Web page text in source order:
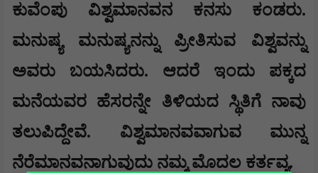
ಕುವೆಂಪು ವಿಶ್ವಮಾನವನ ಕನಸು ಕಂಡರು.
ಮನುಷ್ಯ ಮನುಷ್ಯನನ್ನು ಪ್ರೀತಿಸುವ ವಿಶ್ವವನ್ನು
ಅವರು ಬಯಸಿದರು. ಆದರೆ ಇಂದು ಪಕ್ಕದ
ಮನೆಯವರ ಹೆಸರನ್ನೇ ತಿಳಿಯದ ಸ್ಥಿತಿಗೆ ನಾವು
ತಲುಪಿದ್ದೇವೆ. ವಿಶ್ವಮಾನವವಾಗುವ ಮುನ್ನ
ನೆರೆಮಾನವನಾಗುವುದು ನಮ್ಮ ಮೊದಲ ಕರ್ತವ್ಯ.